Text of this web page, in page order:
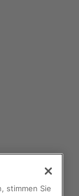
stimmen Sie